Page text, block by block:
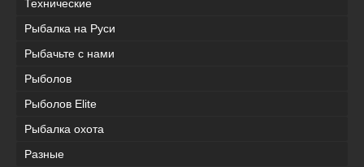
Технические
Рыбалка на Руси
Рыбачьте с нами
Рыболов
Рыболов Elite
Рыбалка охота
Разные